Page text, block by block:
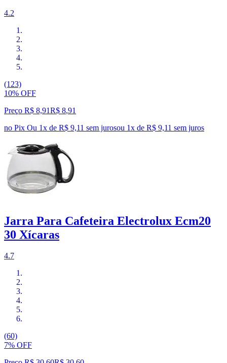
4.2
(123)
10% OFF
Preço R$ 8,91R$ 8,91
no Pix Ou 1x de R$ 9,11 sem jurosou 1x de R$ 9,11 sem juros
Jarra Para Cafeteira Electrolux Ecm20
30 Xícaras
4.7
(60)
7% OFF